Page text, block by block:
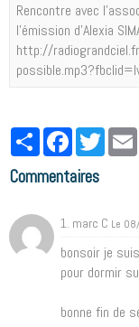
Rencontre avec
l'émission d'Alexia
http://
PartagerFacebookTwitter
Commentaires
1. marc C Le
bonsoir je
pour dormir
bonne fin de